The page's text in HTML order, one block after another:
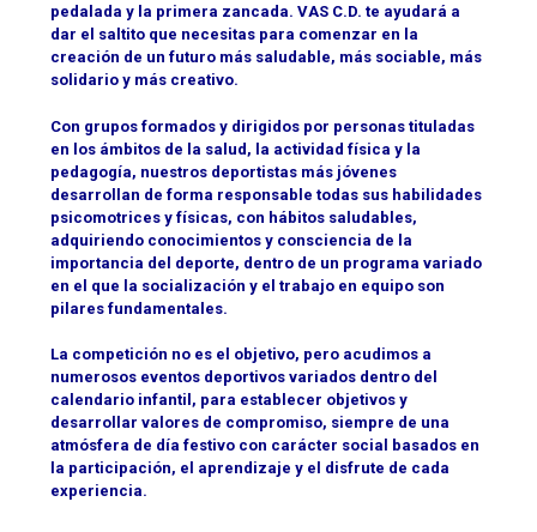
pedalada y la primera zancada. VAS C.D. te ayudará a
dar el saltito que necesitas para comenzar en la
creación de un futuro más saludable, más sociable, más
solidario y más creativo.
Con grupos formados y dirigidos por personas tituladas
en los ámbitos de la salud, la actividad física y la
pedagogía, nuestros deportistas más jóvenes
desarrollan de forma responsable todas sus habilidades
psicomotrices y físicas, con hábitos saludables,
adquiriendo conocimientos y consciencia de la
importancia del deporte, dentro de un programa variado
en el que la socialización y el trabajo en equipo son
pilares fundamentales.
La competición no es el objetivo, pero acudimos a
numerosos eventos deportivos variados dentro del
calendario infantil, para establecer objetivos y
desarrollar valores de compromiso, siempre de una
atmósfera de día festivo con carácter social basados en
la participación, el aprendizaje y el disfrute de cada
experiencia.